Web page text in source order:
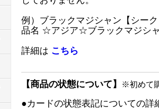
例）ブラックマジシャン【シー
品名 ☆アジア☆ブラックマジシャ
詳細は こちら
【商品の状態について】 ※初めて
●カードの状態表記についての詳